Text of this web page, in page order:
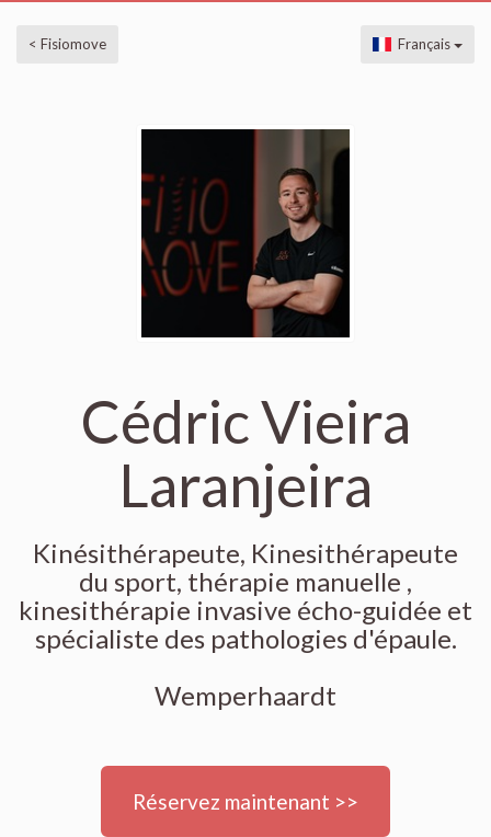
< Fisiomove Français
Cédric Vieira
Laranjeira
Kinésithérapeute, Kinesithérapeute
du sport, thérapie manuelle ,
kinesithérapie invasive écho-guidée et
spécialiste des pathologies d'épaule.
Wemperhaardt
Réservez maintenant >>